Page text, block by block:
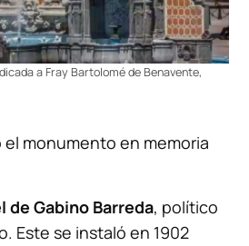
a Fray Bartolomé de Benavente,
el monumento en memoria
Gabino Barreda, político
Este se instaló en 1902